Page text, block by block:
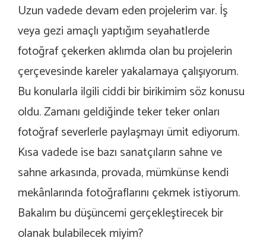
Uzun vadede devam eden projelerim var. İş
veya gezi amaçlı yaptığım seyahatlerde
fotoğraf çekerken aklımda olan bu projelerin
çerçevesinde kareler yakalamaya çalışıyorum.
Bu konularla ilgili ciddi bir birikimim söz konusu
oldu. Zamanı geldiğinde teker teker onları
fotoğraf severlerle paylaşmayı ümit ediyorum.
Kısa vadede ise bazı sanatçıların sahne ve
sahne arkasında, provada, mümkünse kendi
mekânlarında fotoğraflarını çekmek istiyorum.
Bakalım bu düşüncemi gerçekleştirecek bir
olanak bulabilecek miyim?